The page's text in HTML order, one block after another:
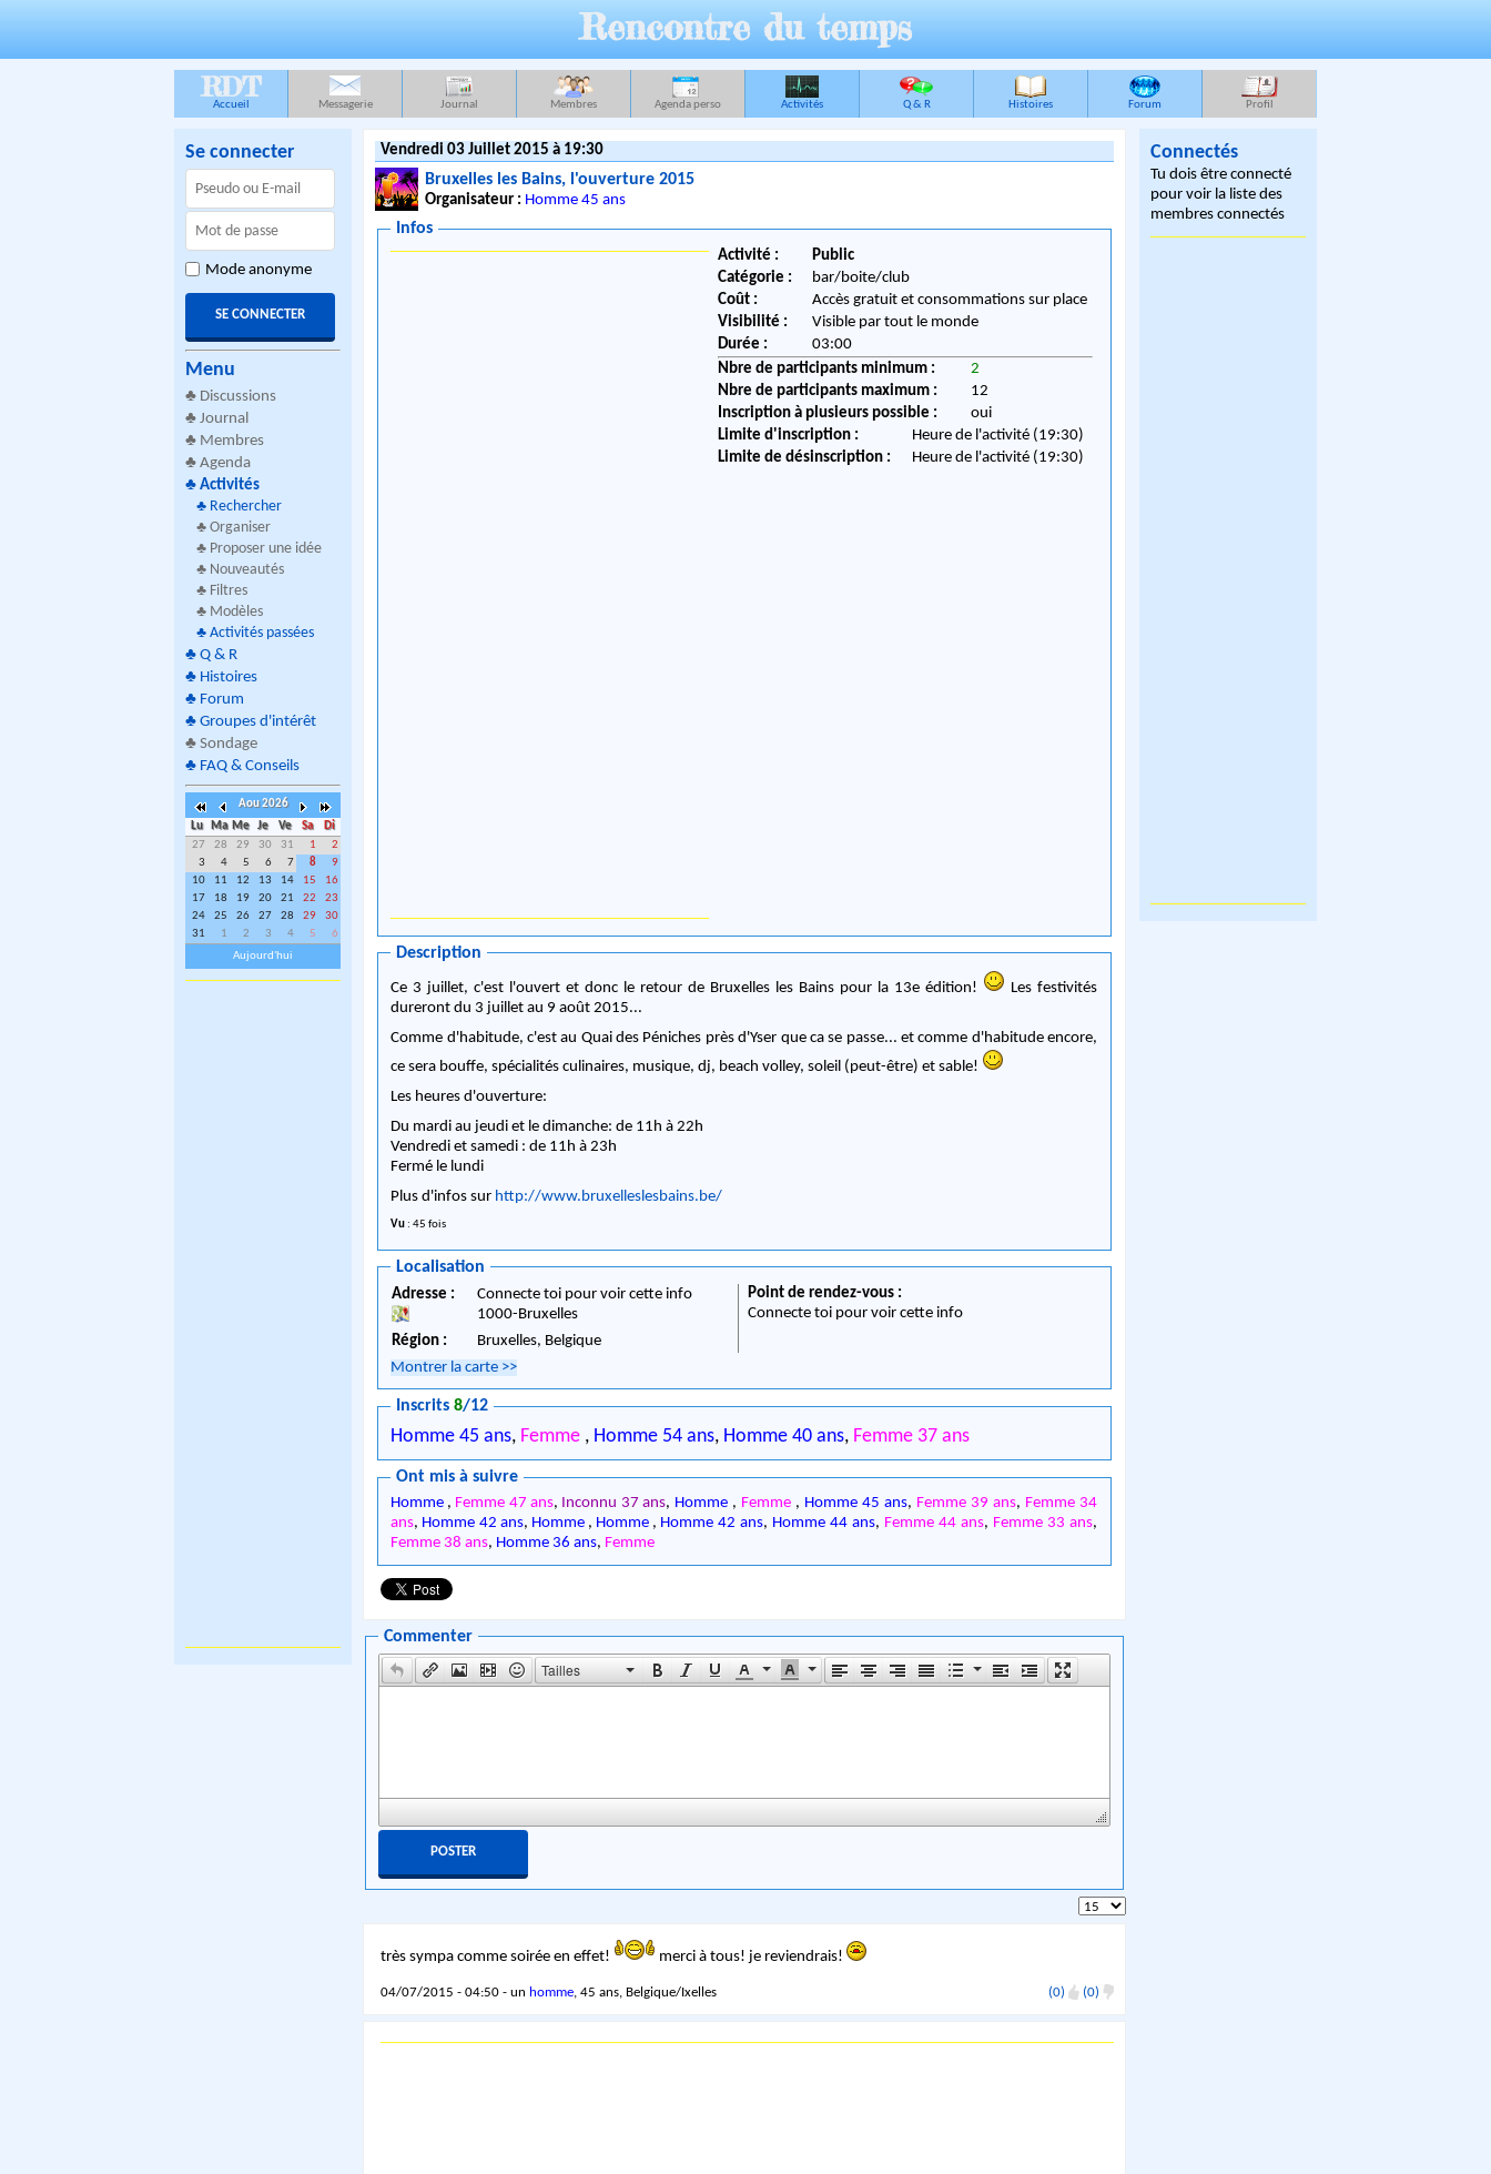
Rencontre du temps
RDT
Accueil Messagerie Journal Membres Agenda perso Activités Q & R Histoires Forum Profil
Se connecter
Mode anonyme
Menu
♣ Discussions
♣ Journal
♣ Membres
♣ Agenda
♣ Activités
♣ Rechercher
♣ Organiser
♣ Proposer une idée
♣ Nouveautés
♣ Filtres
♣ Modèles
♣ Activités passées
♣ Q & R
♣ Histoires
♣ Forum
♣ Groupes d'intérêt
♣ Sondage
♣ FAQ & Conseils
Aou 2026
Lu
Ma Me Je Ve Sa
Di
27
28 29 30 31 1
2
3
4 5 6 7 8
9
10
11 12 13 14 15
16
17
18 19 20 21 22
23
24
25 26 27 28 29
30
31
1 2 3 4 5
6
Aujourd'hui
Vendredi 03 Juillet 2015 à 19:30
Bruxelles les Bains, l'ouverture 2015
Organisateur : Homme 45 ans
Infos
Activité :
Public
Catégorie :
bar/boite/club
Coût :
Accès gratuit et consommations sur place
Visibilité :
Visible par tout le monde
Durée :
03:00
Nbre de participants minimum :
2
Nbre de participants maximum :
12
Inscription à plusieurs possible :
oui
Limite d'inscription :
Heure de l'activité (19:30)
Limite de désinscription :
Heure de l'activité (19:30)
Description
Ce 3 juillet, c'est l'ouvert et donc le retour de Bruxelles les Bains pour la 13e édition!
dureront du 3 juillet au 9 août 2015...
Comme d'habitude, c'est au Quai des Péniches près d'Yser que ca se passe... et comme d'habitude encore,
ce sera bouffe, spécialités culinaires, musique, dj, beach volley, soleil (peut-être) et sable!
Les heures d'ouverture:
Du mardi au jeudi et le dimanche: de 11h à 22h
Vendredi et samedi : de 11h à 23h
Fermé le lundi
Plus d'infos sur http://www.bruxelleslesbains.be/
Vu : 45 fois
Localisation
Adresse :
Connecte toi pour voir cette info
1000-Bruxelles
Région :
Bruxelles, Belgique
Point de rendez-vous :
Connecte toi pour voir cette info
Montrer la carte >>
Inscrits8/12
Homme 45 ans, Femme , Homme 54 ans, Homme 40 ans, Femme 37 ans
Ont mis à suivre
Homme , Femme 47 ans, Inconnu 37 ans, Homme , Femme , Homme 45 ans, Femme 39 ans, Femme 34
ans, Homme 42 ans, Homme , Homme , Homme 42 ans, Homme 44 ans, Femme 44 ans, Femme 33 ans,
Femme 38 ans, Homme 36 ans, Femme
Commenter
Tailles
très sympa comme soirée en effet! merci à tous! je reviendrais!
04/07/2015 - 04:50 - un homme, 45 ans, Belgique/Ixelles (0) (0)
Connectés
Tu dois être connecté
pour voir la liste des
membres connectés